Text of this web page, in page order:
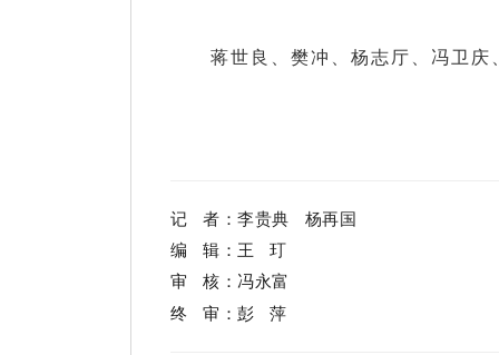
蒋世良、樊冲、杨志厅、冯卫
记 者：李贵典 杨再国
编 辑：王 玎
审 核：冯永富
终 审：彭 萍